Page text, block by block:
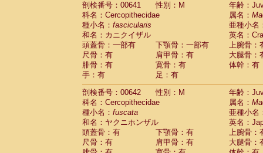
剖検番号：00641
性別：M
年齢：
科名：Cercopithecidae
属名：
種小名： fascicularis
亜種小名
和名：カニクイザル
英名：
頭蓋骨：一部有
下顎骨：一部有
上腕骨：
尺骨：有
肩甲骨：有
大腿骨：
腓骨：有
寛骨：有
体幹：有
手：有
足：有
剖検番号：00642
性別：M
年齢：
科名：Cercopithecidae
属名：
種小名： fuscata
亜種小名
和名：ヤクニホンザル
英名：
頭蓋骨：有
下顎骨：有
上腕骨：
尺骨：有
肩甲骨：有
大腿骨：